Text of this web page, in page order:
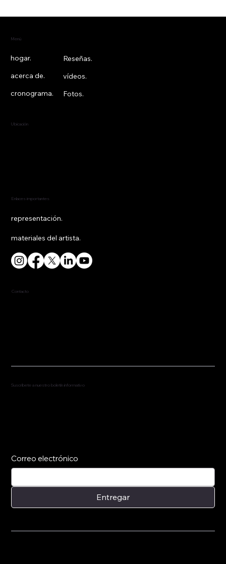
Menú
hogar.
acerca de.
cronograma.
Reseñas.
vídeos.
Fotos.
Ubicación
Enlaces importantes
representación.
materiales del artista.
Contacto
Suscríbete a nuestro boletín informativo
Correo electrónico
Entregar